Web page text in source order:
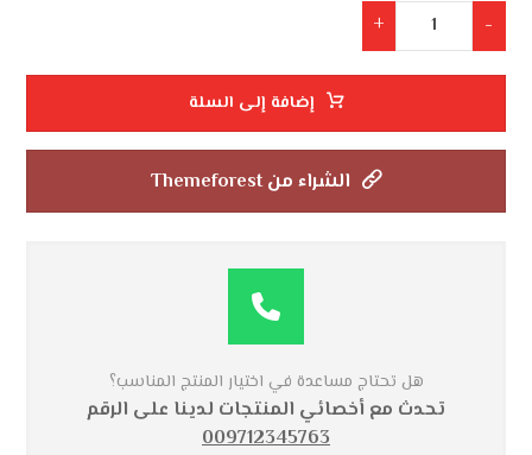
-
+
إضافة إلى السلة
الشراء من Themeforest
هل تحتاج مساعدة في اختيار المنتج المناسب؟
تحدث مع أخصائي المنتجات لدينا على الرقم
009712345763